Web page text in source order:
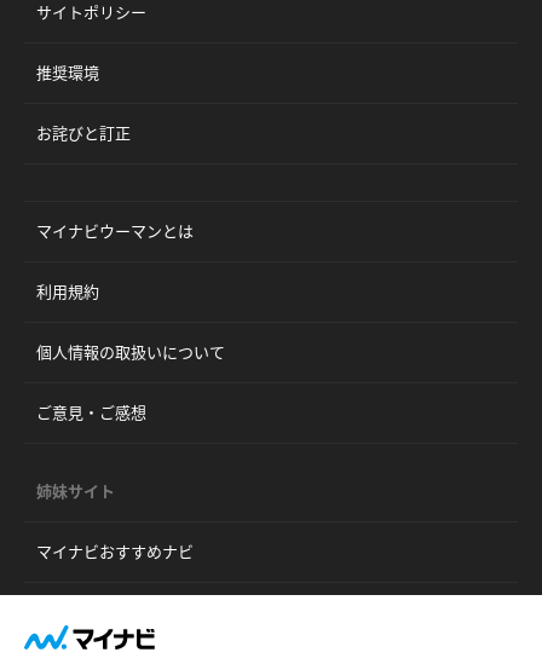
サイトポリシー
推奨環境
お詫びと訂正
マイナビウーマンとは
利用規約
個人情報の取扱いについて
ご意見・ご感想
姉妹サイト
マイナビおすすめナビ